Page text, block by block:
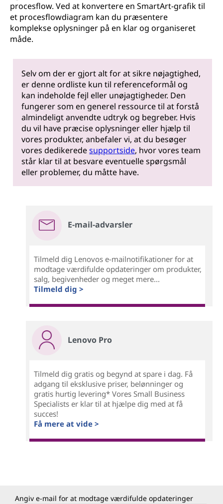
procesflow. Ved at konvertere en SmartArt-grafik til
et procesflowdiagram kan du præsentere
komplekse oplysninger på en klar og organiseret
måde.
Selv om der er gjort alt for at sikre nøjagtighed,
er denne ordliste kun til referenceformål og
kan indeholde fejl eller unøjagtigheder. Den
fungerer som en generel ressource til at forstå
almindeligt anvendte udtryk og begreber. Hvis
du vil have præcise oplysninger eller hjælp til
vores produkter, anbefaler vi, at du besøger
vores dedikeredesupportside, hvor vores team
står klar til at besvare eventuelle spørgsmål
eller problemer, du måtte have.
E-mail-advarsler
Tilmeld dig Lenovos e-mailnotifikationer for at
modtage værdifulde opdateringer om produkter,
salg, begivenheder og meget mere...
Tilmeld dig >
Lenovo Pro
Tilmeld dig gratis og begynd at spare i dag. Få
adgang til eksklusive priser, belønninger og
gratis hurtig levering* Vores Small Business
Specialists er klar til at hjælpe dig med at få
succes!
Få mere at vide >
Angiv e-mail for at modtage værdifulde opdateringer